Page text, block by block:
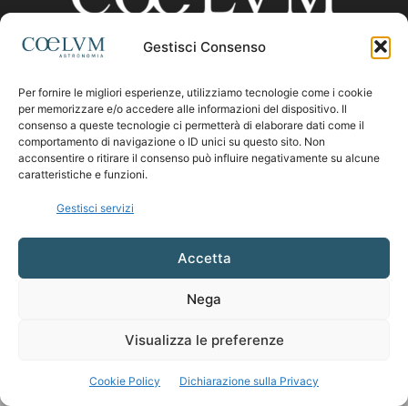
Gestisci Consenso
Per fornire le migliori esperienze, utilizziamo tecnologie come i cookie
per memorizzare e/o accedere alle informazioni del dispositivo. Il
consenso a queste tecnologie ci permetterà di elaborare dati come il
comportamento di navigazione o ID unici su questo sito. Non
acconsentire o ritirare il consenso può influire negativamente su alcune
caratteristiche e funzioni.
Gestisci servizi
Accetta
Nega
Visualizza le preferenze
Cookie Policy Dichiarazione sulla Privacy
CHI SIAMO
Contattaci:coelumastro@coelum.com